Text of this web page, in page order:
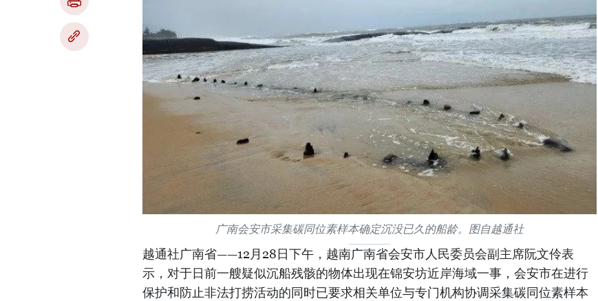
广南会安市采集碳同位素样本确定沉没已久的船龄。图自越通社
越通社广南省——12月28日下午，越南广南省会安市人民委员会副主席阮文伶表
示，对于日前一艘疑似沉船残骸的物体出现在锦安坊近岸海域一事，会安市在进行
保护和防止非法打捞活动的同时已要求相关单位与专门机构协调采集碳同位素样本